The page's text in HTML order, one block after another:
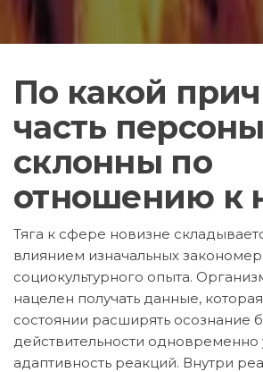
По какой
часть персоны
склонны по
отношению к
Тяга к сфере новизне
влиянием изначальных
социокультурного опыта.
нацелен получать данные,
состоянии расширять осознание
действительности одновременно
адаптивность реакций. Внутри